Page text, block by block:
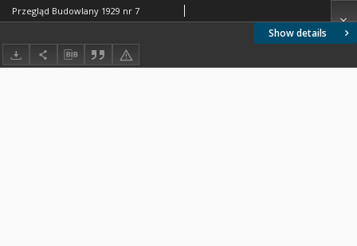
Show details
Przegląd Budowlany 1929 nr 7